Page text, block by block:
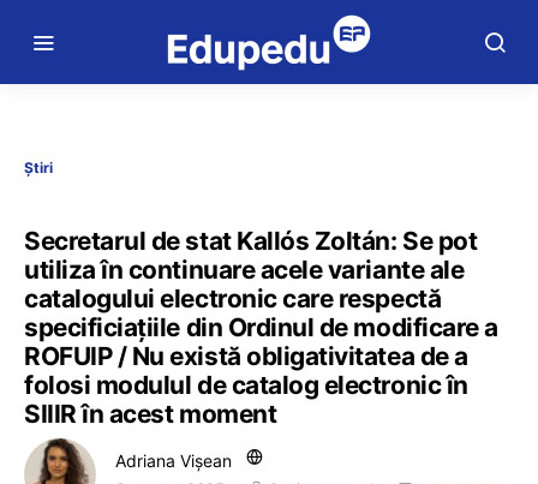
Știri
Secretarul de stat Kallós Zoltán: Se pot
utiliza în continuare acele variante ale
catalogului electronic care respectă
specificiațiile din Ordinul de modificare a
ROFUIP / Nu există obligativitatea de a
folosi modulul de catalog electronic în
SIIIR în acest moment
Adriana Vișean